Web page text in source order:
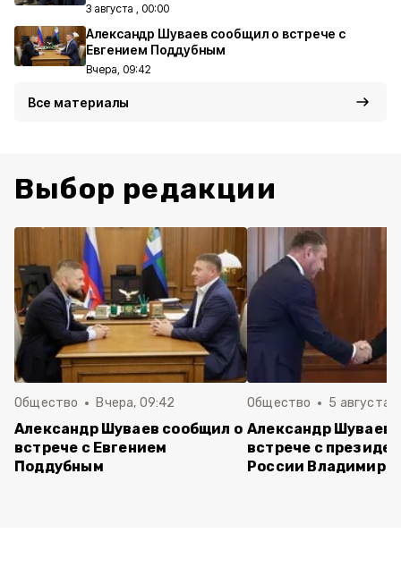
3 августа , 00:00
Александр Шуваев сообщил о встрече с
Евгением Поддубным
Вчера, 09:42
Все материалы
Выбор редакции
Общество Вчера, 09:42
Александр Шуваев сообщил о
встрече с Евгением
Поддубным
Общество 5 августа ,
Александр Шуваев
встрече с
России